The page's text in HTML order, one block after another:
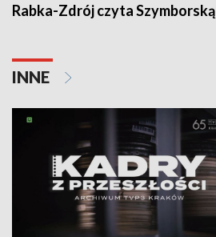
Rabka-Zdrój czyta Szymborską
INNE